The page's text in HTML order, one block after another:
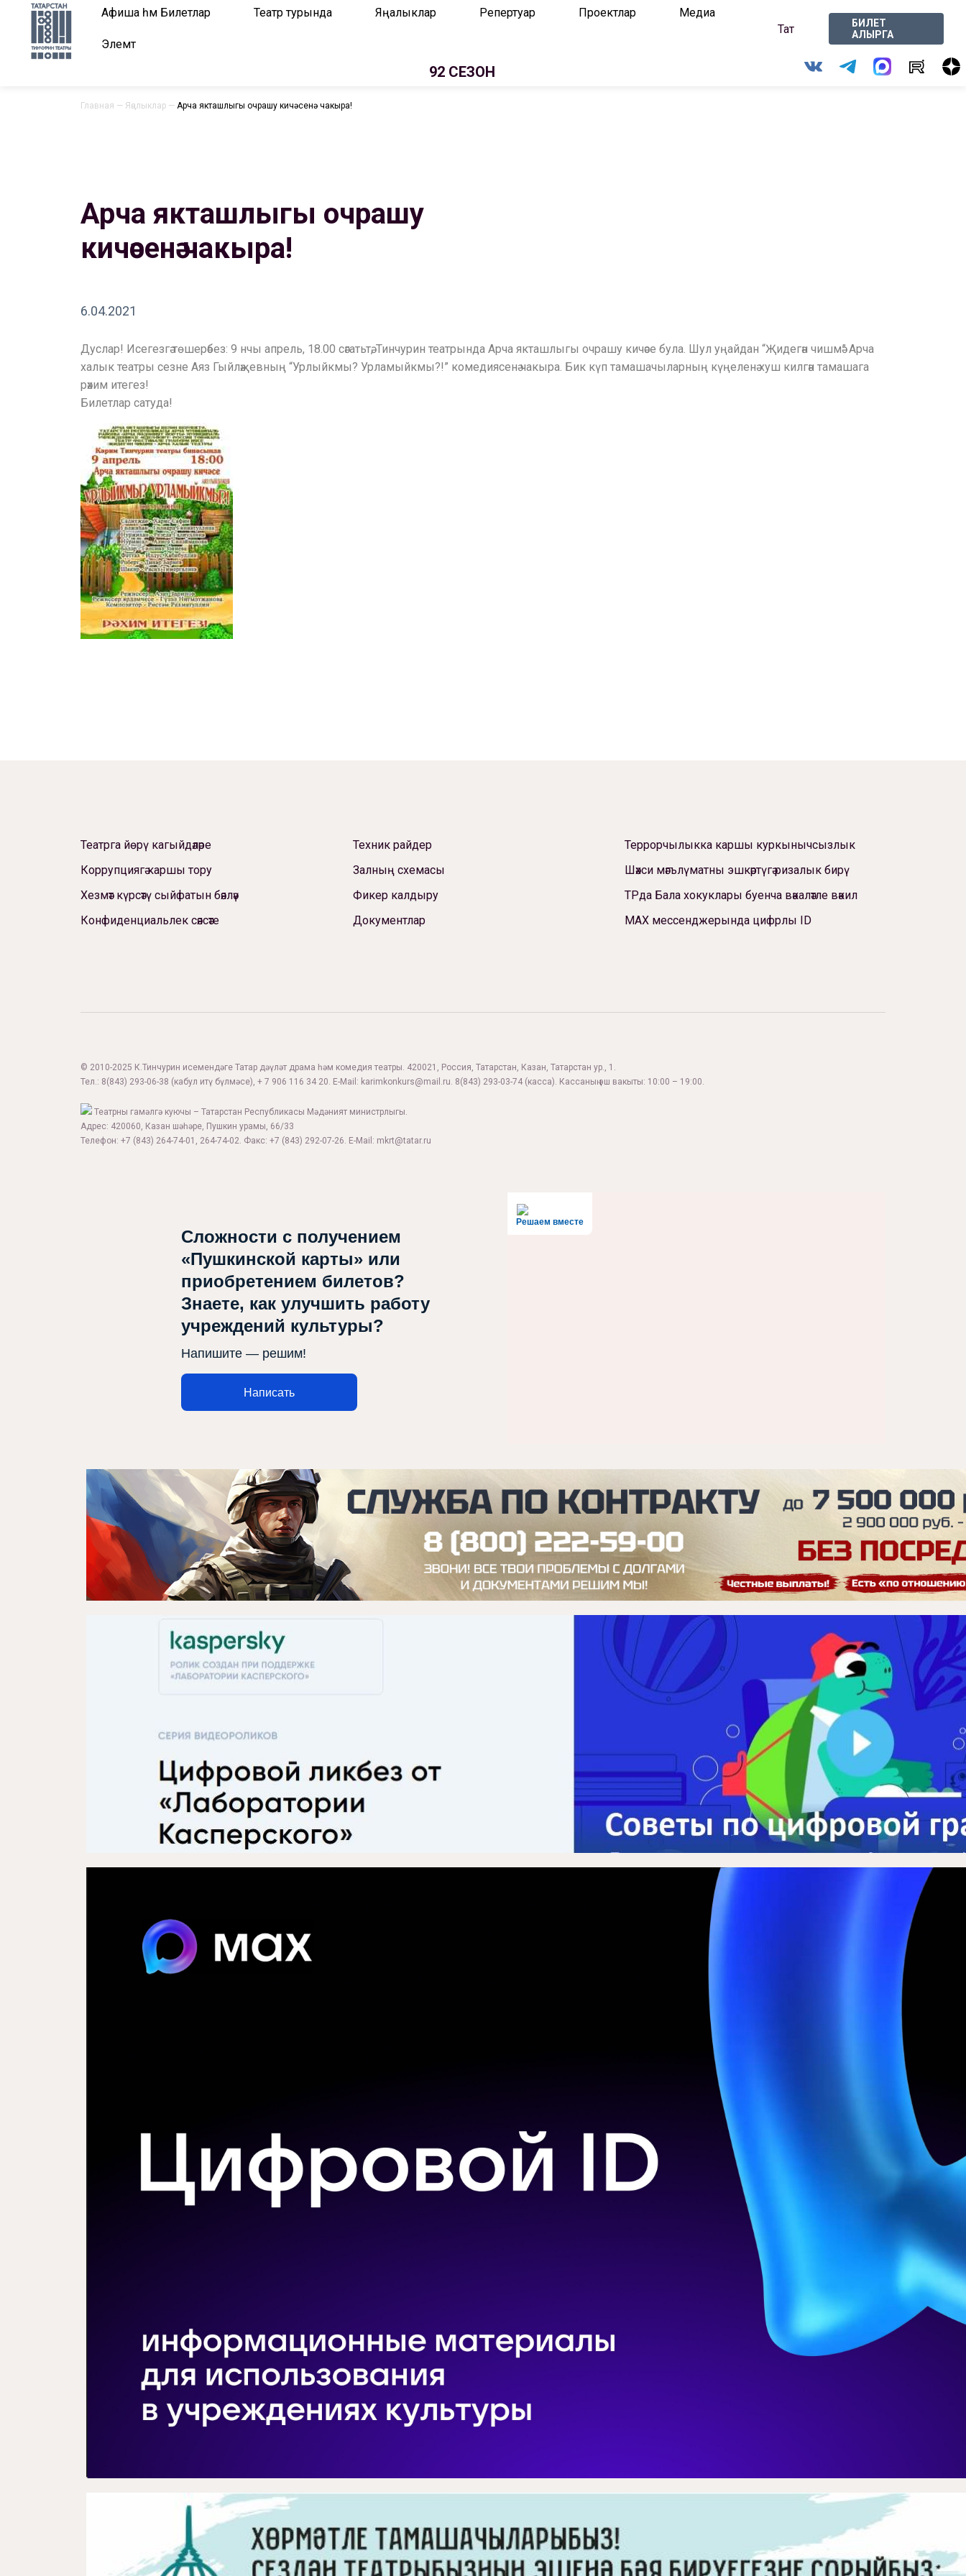
Афиша һәм Билетлар Театр турында Яңалыклар Репертуар Проектлар Медиа
Элемтә
Тат
БИЛЕТ
АЛЫРГА
92 СЕЗОН
Театр турында
Медиа
Элемтә
Главная — Яңалыклар — Арча якташлыгы очрашу кичәсенә чакыра!
Арча якташлыгы очрашу
кичәсенә чакыра!
6.04.2021
Дуслар! Исегезгә төшерәбез: 9 нчы апрель, 18.00 сәгатьтә, Тинчурин театрында Арча якташлыгы очрашу кичәсе була. Шул уңайдан “Җидегән чишмә” Арча
халык театры сезне Аяз Гыйләҗевның “Урлыйкмы? Урламыйкмы?!” комедиясенә чакыра. Бик күп тамашачыларның күңеленә хуш килгән тамашага
рәхим итегез!
Билетлар сатуда!
Театрга йөрү кагыйдәләре
Коррупциягә каршы тору
Хезмәт күрсәтү сыйфатын бәяләү
Конфиденциальлек сәясәте
Техник райдер
Залның схемасы
Фикер калдыру
Документлар
Террорчылыкка каршы куркынычсызлык
Шәхси мәгълүматны эшкәртүгә ризалык бирү
ТРда Бала хокуклары буенча вәкаләтле вәкил
МАХ мессенджерында цифрлы ID
© 2010-2025 К.Тинчурин исемендәге Татар дәүләт драма һәм комедия театры. 420021, Россия, Татарстан, Казан, Татарстан ур., 1.
Тел.: 8(843) 293-06-38 (кабул итү бүлмәсе), + 7 906 116 34 20. E-Mail: karimkonkurs@mail.ru. 8(843) 293-03-74 (касса). Кассаның эш вакыты: 10:00 – 19:00.
Театрны гамәлгә куючы – Татарстан Республикасы Мәдәният министрлыгы.
Адрес: 420060, Казан шәһәре, Пушкин урамы, 66/33
Телефон: +7 (843) 264-74-01, 264-74-02. Факс: +7 (843) 292-07-26. E-Mail: mkrt@tatar.ru
Решаем вместе
Сложности с получением
«Пушкинской карты» или
приобретением билетов?
Знаете, как улучшить работу
учреждений культуры?
Напишите — решим!
Написать